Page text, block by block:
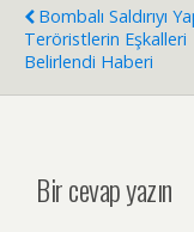
Bombalı Saldırıyı
Teröristlerin Eşkalleri
Belirlendi Haberi
Bir cevap yazın